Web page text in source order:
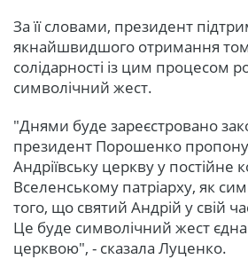
За її словами, президент
якнайшвидшого отримання
солідарності із цим процесом
символічний жест.
"Днями буде зареєстровано
президент Порошенко
Андріївську церкву у постійне
Вселенському патріарху, як
того, що святий Андрій у свій
Це буде символічний жест
церквою", - сказала Луценко.